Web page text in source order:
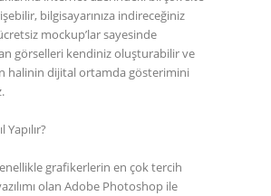
bilgisayarınıza indireceğiniz
mockup’lar sayesinde
görselleri kendiniz oluşturabilir ve
halinin dijital ortamda gösterimini
grafikerlerin en çok tercih
olan Adobe Photoshop ile